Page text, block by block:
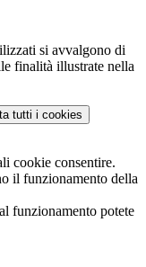
si avvalgono di
finalità illustrate nella
tutti i cookies
cookie consentire.
il funzionamento della
funzionamento potete